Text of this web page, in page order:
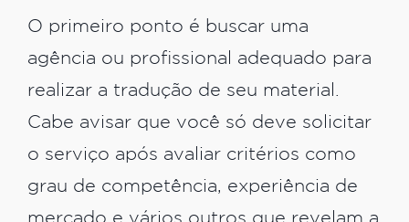
O primeiro ponto é buscar uma
agência ou profissional adequado para
realizar a tradução de seu material.
Cabe avisar que você só deve solicitar
o serviço após avaliar critérios como
grau de competência, experiência de